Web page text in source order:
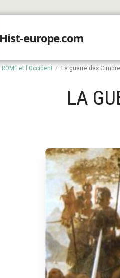
Hist-europe.com
ROME et l'Occident La guerre des
LA